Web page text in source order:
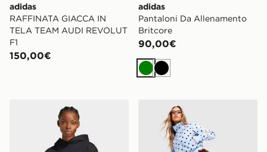
adidas
RAFFINATA GIACCA IN
TELA TEAM AUDI REVOLUT
F1
150,00€
adidas
Pantaloni Da Allenamento
Britcore
90,00€
Verde
Nero
adidas Felpa Con Cappuccio Neuclassics
adidas Originals Satin